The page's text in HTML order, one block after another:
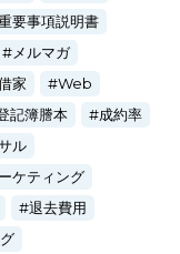
要事項説明書
メルマガ
家
Web
記簿謄本
成約率
ル
ケティング
退去費用